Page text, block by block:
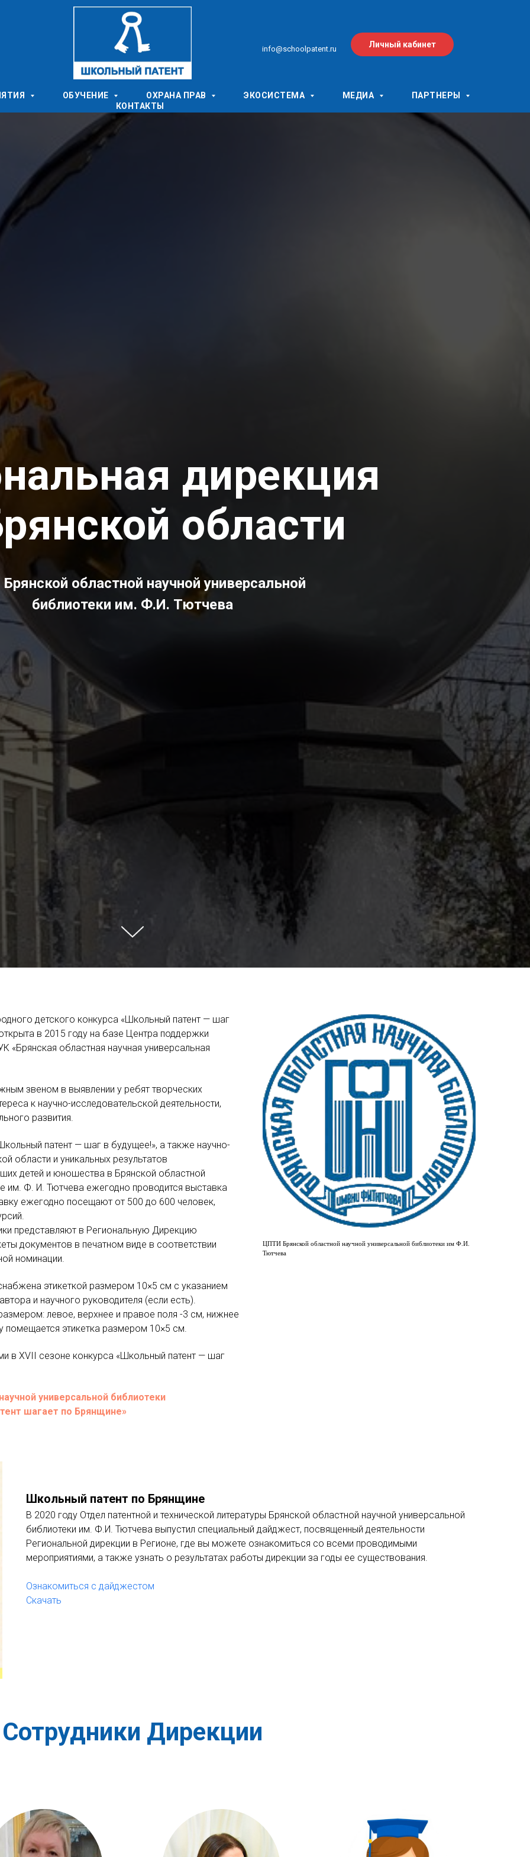
info@schoolpatent.ru Личный кабинет
ОБУЧЕНИЕ ОХРАНА ПРАВ ЭКОСИСТЕМА МЕДИА
ПАРТНЕРЫ
КОНТАКТЫ
дирекция
области
областной научной универсальной
библиотеки им. Ф.И. Тютчева
детского конкурса «Школьный патент — шаг
в 2015 году на базе Центра поддержки
«Брянская областная научная универсальная
звеном в выявлении у ребят творческих
к научно-исследовательской деятельности,
развития.
патент — шаг в будущее!», а также научно-
области и уникальных результатов
детей и юношества в Брянской областной
им. Ф. И. Тютчева ежегодно проводится выставка
ежегодно посещают от 500 до 600 человек,
представляют в Региональную Дирекцию
документов в печатном виде в соответствии
номинации.
этикеткой размером 10×5 см с указанием
и научного руководителя (если есть).
левое, верхнее и правое поля -3 см, нижнее
этикетка размером 10×5 см.
в XVII сезоне конкурса «Школьный патент — шаг
универсальной библиотеки
шагает по Брянщине»
ЦПТИ Брянской областной научной универсальной библиотеки им Ф.И.
Тютчева
Школьный патент по Брянщине
В 2020 году Отдел патентной и технической литературы Брянской областной научной универсальной
библиотеки им. Ф.И. Тютчева выпустил специальный дайджест, посвященный деятельности
Региональной дирекции в Регионе, где вы можете ознакомиться со всеми проводимыми
мероприятиями, а также узнать о результатах работы дирекции за годы ее существования.
Ознакомиться с дайджестом
Скачать
Сотрудники Дирекции